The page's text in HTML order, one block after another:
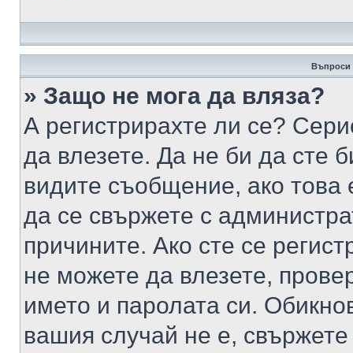
Въпроси
» Защо не мога да вляза?
А регистрирахте ли се?
да влезете. Да не би да сте
видите съобщение, ако това
да се свържете с
причините. Ако сте се
не можете да влезете,
името и паролата си.
вашия случай не е,